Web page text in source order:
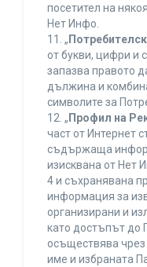
посетител на
Нет Инфо.
11. „
от букви, цифри и
запазва правото
дължина и
символите за
12. „ Профил на
част от Интернет
съдържаща
изисквана от Нет
4 и съхранявана
информация за
организирани и
като достъпът до
осъществява
име и избраната